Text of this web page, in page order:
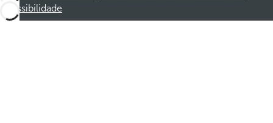
Acessibilidade